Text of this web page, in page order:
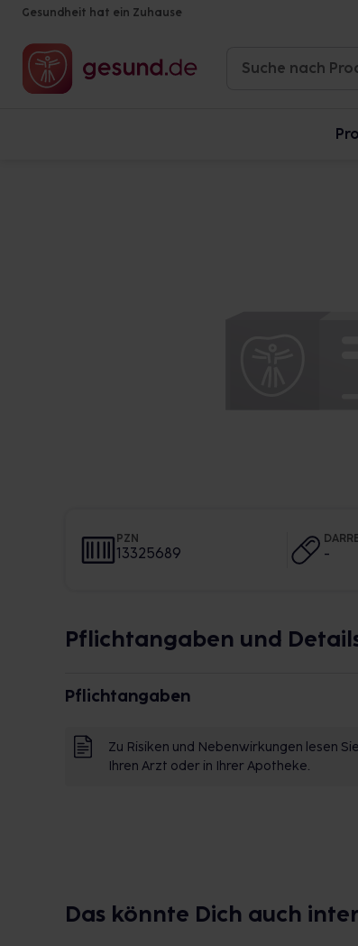
Gesundheit hat ein Zuhause
PZN
13325689 -
Pflichtangaben und
Pflichtangaben
Zu Risiken und Nebenwirkungen lesen
Ihren Arzt oder in Ihrer Apotheke.
Das könnte Dich auch